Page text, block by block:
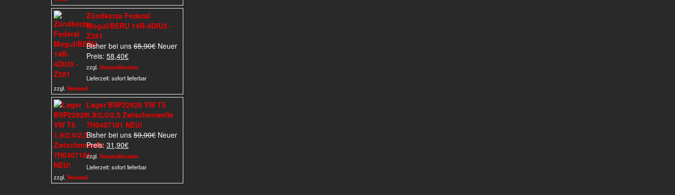
Zündkerze Federal
Mogul/BERU 14R-4DIU3 -
Z281
Bisher bei uns 65,90€ Ursprünglicher
Neuer
Preis: 58,40€Aktueller
Preis
ist:
zzgl. Versandkosten
Lieferzeit:sofort lieferbar
zzgl. Versand
Lager BSP22928 VW T5
1,9/2,0/2,5 Zwischenwelle
7H0407181 NEU!
Bisher bei uns 59,90€ Ursprünglicher
Neuer
Preis: 31,90€Aktueller
Preis
ist:
zzgl. Versandkosten
Lieferzeit:sofort lieferbar
zzgl. Versand